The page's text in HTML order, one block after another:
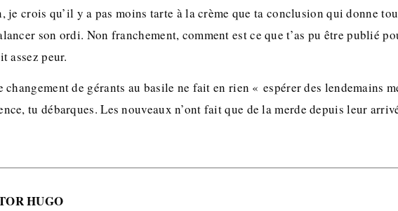
je crois qu’il y a pas moins tarte à la crème que ta conclusion qui donne
son ordi. Non franchement, comment est ce que t’as pu être publié
assez peur.
changement de gérants au basile ne fait en rien « espérer des lendemains
tu débarques. Les nouveaux n’ont fait que de la merde depuis leur
HUGO